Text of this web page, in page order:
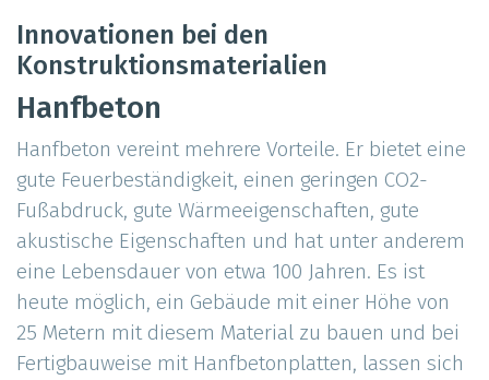
Innovationen bei den
Konstruktionsmaterialien
Hanfbeton
Hanfbeton vereint mehrere Vorteile. Er bietet eine
gute Feuerbeständigkeit, einen geringen CO2-
Fußabdruck, gute Wärmeeigenschaften, gute
akustische Eigenschaften und hat unter anderem
eine Lebensdauer von etwa 100 Jahren. Es ist
heute möglich, ein Gebäude mit einer Höhe von
25 Metern mit diesem Material zu bauen und bei
Fertigbauweise mit Hanfbetonplatten, lassen sich